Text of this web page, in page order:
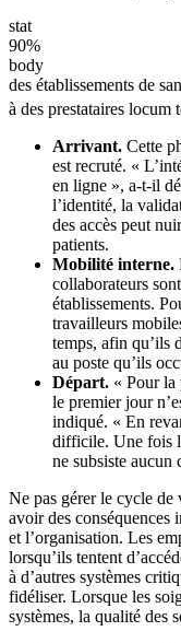
stat
90%
body
des établissements de
à des prestataires locum
Arrivant. Cette
est recruté. «
en ligne », a-t-il
l’identité, la
des accès peut
patients.
Mobilité interne.
collaborateurs
établissements.
travailleurs
temps, afin qu’ils
au poste qu’ils
Départ. « Pour la
le premier jour
indiqué. « En
difficile. Une fois
ne subsiste aucun
Ne pas gérer le cycle
avoir des conséquences
et l’organisation. Les
lorsqu’ils tentent
à d’autres systèmes
fidéliser. Lorsque les
systèmes, la qualité des